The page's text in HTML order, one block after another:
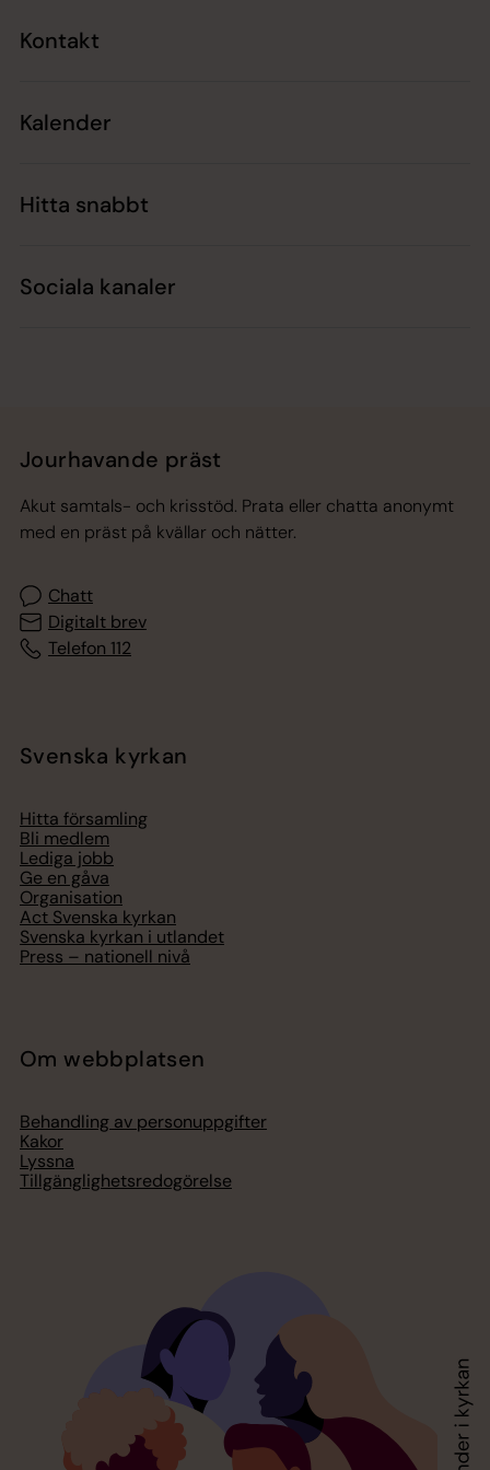
Kontakt
Kalender
Hitta snabbt
Sociala kanaler
Jourhavande präst
Akut samtals- och krisstöd. Prata eller chatta anonymt
med en präst på kvällar och nätter.
Chatt
Digitalt brev
Telefon 112
Svenska kyrkan
Hitta församling
Bli medlem
Lediga jobb
Ge en gåva
Organisation
Act Svenska kyrkan
Svenska kyrkan i utlandet
Press – nationell nivå
Om webbplatsen
Behandling av personuppgifter
Kakor
Lyssna
Tillgänglighetsredogörelse